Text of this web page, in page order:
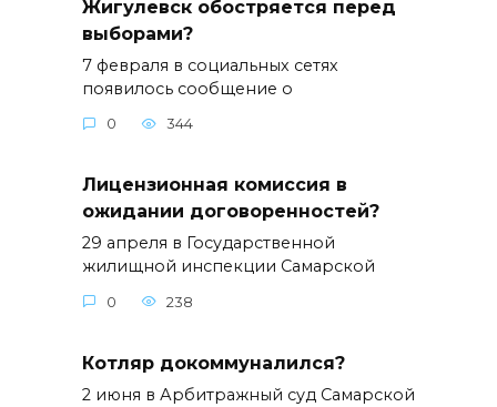
Жигулевск обостряется перед
выборами?
7 февраля в социальных сетях
появилось сообщение о
0 344
Лицензионная комиссия в
ожидании договоренностей?
29 апреля в Государственной
жилищной инспекции Самарской
0 238
Котляр докоммуналился?
2 июня в Арбитражный суд Самарской